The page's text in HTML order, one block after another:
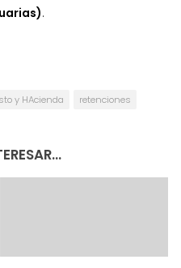
.
y HAcienda retenciones